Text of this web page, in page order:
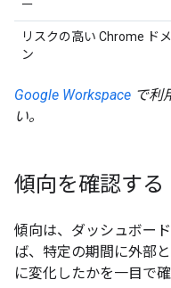
ー
リスクの高い Chrome ド
ン
Google Workspace で利
い。
傾向を確認する
傾向は、ダッシュボー
ば、特定の期間に外部
に変化したかを一目で確